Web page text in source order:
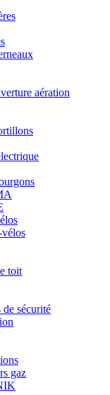
aération
vélos
toit
de sécurité
gaz